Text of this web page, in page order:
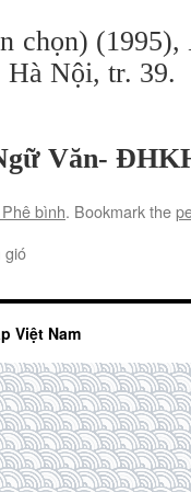
chọn) (1995),
Nội, tr. 39.
Văn-
bình. Bookmark the
gió
Việt Nam